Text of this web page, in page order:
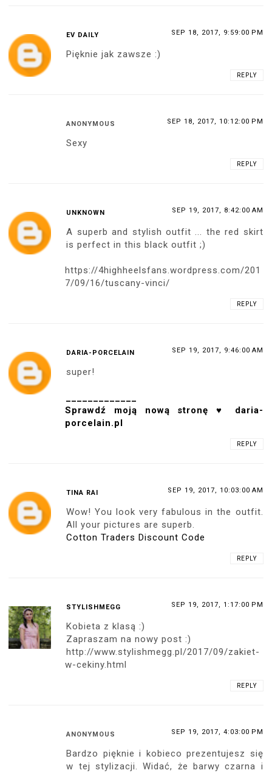
EV DAILY SEP 18, 2017, 9:59:00 PM
Pięknie jak zawsze :)
REPLY
ANONYMOUS SEP 18, 2017, 10:12:00 PM
Sexy
REPLY
UNKNOWN SEP 19, 2017, 8:42:00 AM
A superb and stylish outfit ... the red skirt
is perfect in this black outfit ;)
https://4highheelsfans.wordpress.com/201
7/09/16/tuscany-vinci/
REPLY
DARIA-PORCELAIN SEP 19, 2017, 9:46:00 AM
super!
Sprawdź moją nową stronę ♥ daria-
porcelain.pl
REPLY
TINA RAI SEP 19, 2017, 10:03:00 AM
Wow! You look very fabulous in the outfit.
All your pictures are superb.
Cotton Traders Discount Code
REPLY
STYLISHMEGG SEP 19, 2017, 1:17:00 PM
Kobieta z klasą :)
Zapraszam na nowy post :)
http://www.stylishmegg.pl/2017/09/zakiet-
w-cekiny.html
REPLY
ANONYMOUS SEP 19, 2017, 4:03:00 PM
Bardzo pięknie i kobieco prezentujesz się
w tej stylizacji. Widać, że barwy czarna i